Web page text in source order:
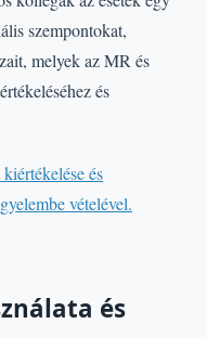
szempontokat,
melyek az MR és
és
és
vételével.
és